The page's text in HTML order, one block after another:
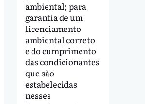
ambiental; para
garantia de um
licenciamento
ambiental correto
e do cumprimento
das condicionantes
que são
estabelecidas
nesses